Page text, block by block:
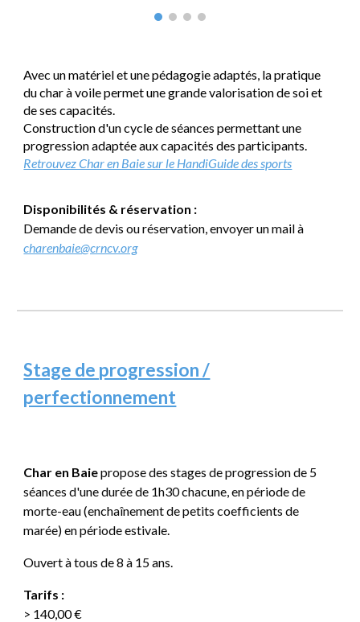
Avec unmatériel et une pédagogie adaptés, la pratique
du char à voile permet une grandevalorisationde soi et
de ses capacités.
Construction d'un cycle de séances permettant une
progression adaptéeaux capacités des participants.
Retrouvez Char en Baie sur le HandiGuide des sports
Disponibilités & réservation :
Demande de devis ou réservation, envoyer un mail à
charenbaie@crncv.org
Stage de progression /
perfectionnement
Char en Baiepropose des stages de progression de 5
séances d'une durée de 1h30 chacune,en période de
morte-eau(enchaînement de petits coefficients de
marée) en période estivale.
Ouvert à tous de 8 à 15 ans.
Tarifs :
> 140,00€